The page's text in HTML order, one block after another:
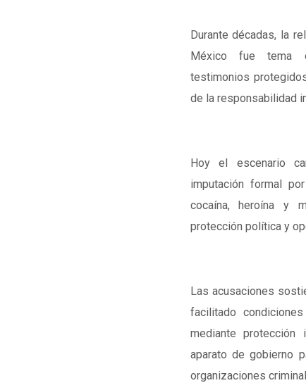
Durante décadas, la
México fue tema
testimonios
de la responsabilidad
Hoy el escenario
imputación formal
cocaína, heroína y
protección política y
Las acusaciones
facilitado
mediante
aparato de gobierno
organizaciones